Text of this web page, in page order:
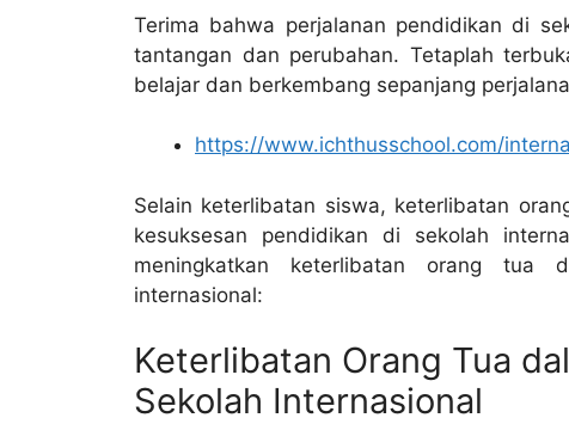
Terima bahwa perjalanan pendidikan di
tantangan dan perubahan. Tetaplah
belajar dan berkembang sepanjang
https://www.ichthusschool.com/
Selain keterlibatan siswa, keterlibatan
kesuksesan pendidikan di sekolah
meningkatkan keterlibatan orang tua
internasional:
Keterlibatan Orang Tua
Sekolah Internasional